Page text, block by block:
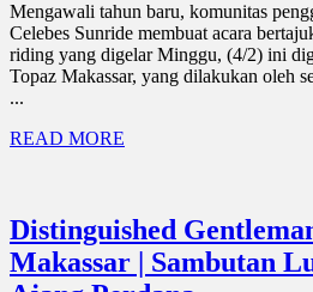
Mengawali tahun baru, komunitas
Celebes Sunride membuat acara
riding yang digelar Minggu, (4/2) ini
Topaz Makassar, yang dilakukan oleh
...
READ MORE
Distinguished
Makassar | Sambutan